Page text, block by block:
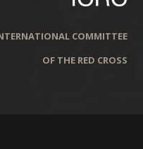
COMMITTEE
OF THE RED CROSS